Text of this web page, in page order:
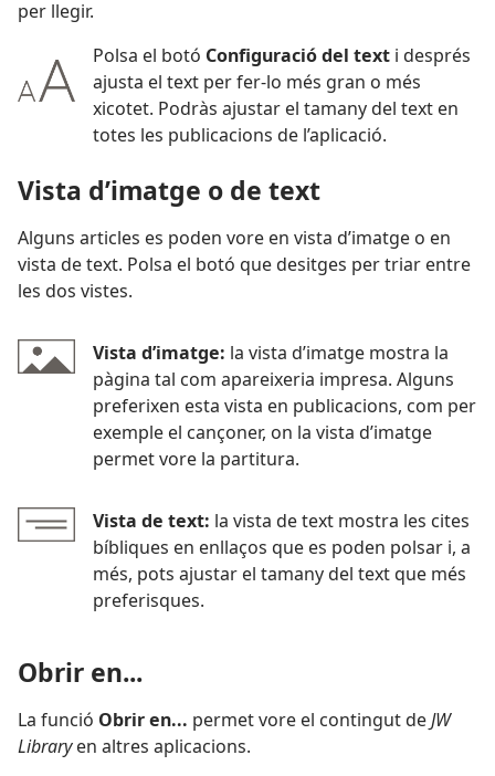
per llegir.
Polsa el botó Configuració del text i després
ajusta el text per fer-lo més gran o més
xicotet. Podràs ajustar el tamany del text en
totes les publicacions de l’aplicació.
Vista d’imatge o de text
Alguns articles es poden vore en vista d’imatge o en
vista de text. Polsa el botó que desitges per triar entre
les dos vistes.
Vista d’imatge: la vista d’imatge mostra la
pàgina tal com apareixeria impresa. Alguns
preferixen esta vista en publicacions, com per
exemple el cançoner, on la vista d’imatge
permet vore la partitura.
Vista de text: la vista de text mostra les cites
bíbliques en enllaços que es poden polsar i, a
més, pots ajustar el tamany del text que més
preferisques.
Obrir en...
La funció Obrir en... permet vore el contingut deJW
Libraryen altres aplicacions.